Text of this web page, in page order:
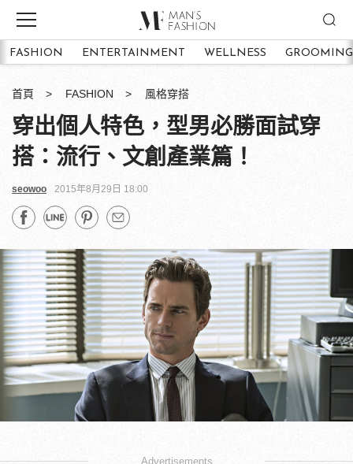
FASHION ENTERTAINMENT WELLNESS GROOMING
首頁 FASHION 風格穿搭
穿出個人特色，型男必勝面試穿
搭：流行、文創產業篇！
seowoo 2015年8月29日 18:00
Advertisements